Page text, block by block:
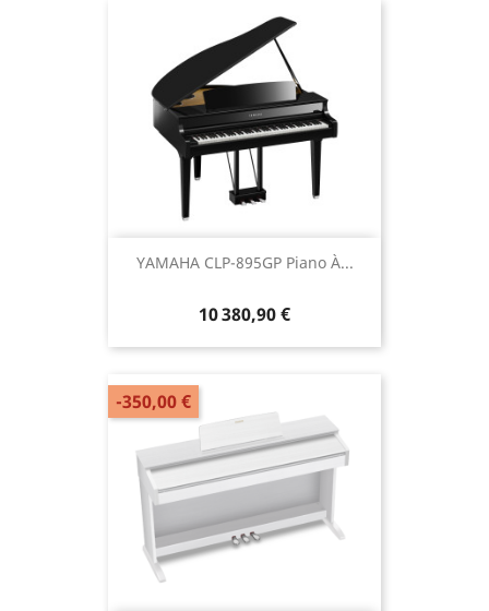
YAMAHA CLP-895GP Piano À...
10 380,90 €
-350,00 €